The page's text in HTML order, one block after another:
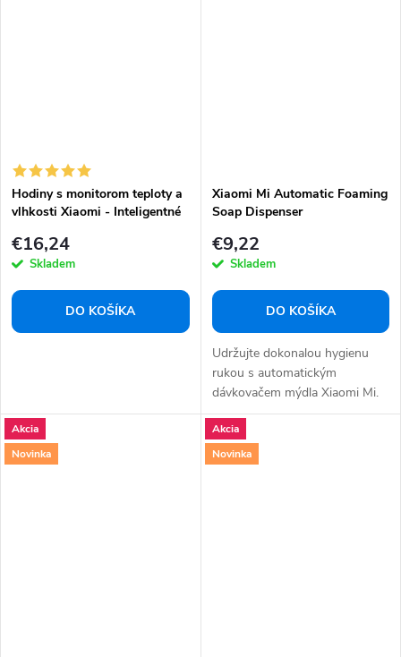
Hodiny s monitorom teploty a
vlhkosti Xiaomi - Inteligentné
vlhkosti
€16,24
Skladem
DO KOŠÍKA
Xiaomi Mi Automatic Foaming
Soap Dispenser
€9,22
Skladem
DO KOŠÍKA
Udržujte dokonalou hygienu
rukou s automatickým
dávkovačem mýdla Xiaomi Mi.
Jeho bezdotykový...
Akcia
Novinka
Akcia
Novinka